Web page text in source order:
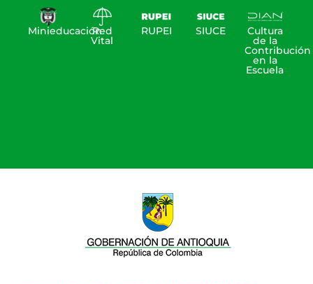
MinieducaciónRed
Vital
RUPEI SIUCE Cultura
de la
Contribución
en la
Escuela